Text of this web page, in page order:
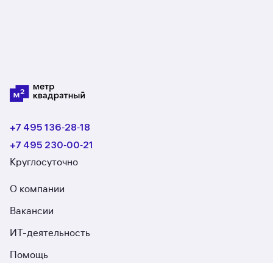
+7 495 136‑28‑18
+7 495 230‑00‑21
Круглосуточно
О компании
Вакансии
ИТ-деятельность
Помощь